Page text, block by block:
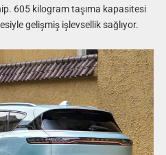
605 kilogram taşıma kapasitesi
gelişmiş işlevsellik sağlıyor.